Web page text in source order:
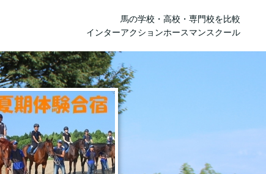
馬の学校・高校・専門校を比較
インターアクションホースマンスクール